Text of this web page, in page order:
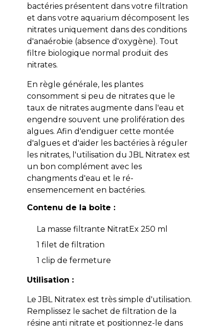
bactéries présentent dans votre filtration
et dans votre aquarium décomposent les
nitrates uniquement dans des conditions
d'anaérobie (absence d'oxygène). Tout
filtre biologique normal produit des
nitrates.
En règle générale, les plantes
consomment si peu de nitrates que le
taux de nitrates augmente dans l'eau et
engendre souvent une prolifération des
algues. Afin d'endiguer cette montée
d'algues et d'aider les bactéries à réguler
les nitrates, l'utilisation du JBL Nitratex est
un bon complément avec les
changments d'eau et le ré-
ensemencement en bactéries.
Contenu de la boite :
La masse filtrante NitratEx 250 ml
1 filet de filtration
1 clip de fermeture
Utilisation :
Le JBL Nitratex est très simple d'utilisation.
Remplissez le sachet de filtration de la
résine anti nitrate et positionnez-le dans